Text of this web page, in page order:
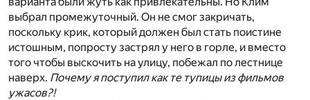
выбрал промежуточный. Он не смог закричать,
поскольку крик, который должен был стать поистине
истошным, попросту застрял у него в горле, и вместо
того чтобы выскочить на улицу, побежал по лестнице
наверх. Почему я поступил как те тупицы из фильмов
ужасов?!